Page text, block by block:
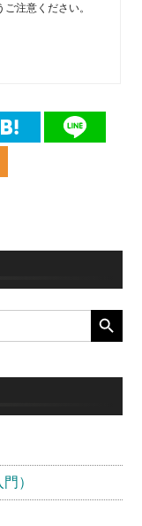
注意ください。
SEARCH
）